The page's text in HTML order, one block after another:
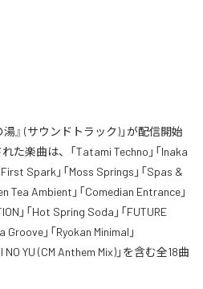
』 (サウンドトラック)」が配信開始
た楽曲は、「Tatami Techno」「Inaka
Spark」「Moss Springs」「Spas &
Tea Ambient」「Comedian Entrance」
」「Hot Spring Soda」「FUTURE
Groove」「Ryokan Minimal」
NO YU (CM Anthem Mix)」を含む全18曲